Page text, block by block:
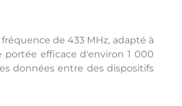
de 433 MHz, adapté à
efficace d'environ 1 000
données entre des dispositifs